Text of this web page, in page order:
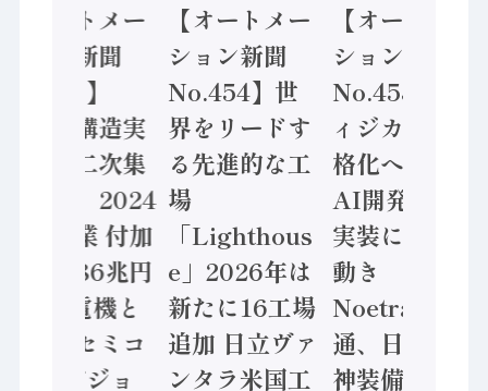
【オートメー
ション新聞
No.455】
「経済構造実
態調査二次集
計結果」2024
年製造業 付加
価値額86兆円
/ 三菱電機と
ソニーセミコ
ン AIビジョ
【オートメー
ション新聞
No.454】世
界をリードす
る先進的な工
場
「Lighthous
e」2026年は
新たに16工場
追加 日立ヴァ
ンタラ米国工
【オートメー
ション新聞
No.453】フ
ィジカルAI本
格化へ 国産
AI開発や社会
実装に活発な
動き
Noetra、富士
通、日立 / 兵
神装備 ×